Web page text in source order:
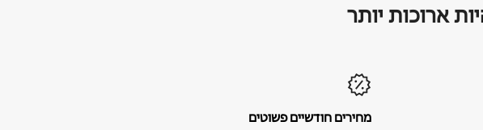
ארוכות יותר
מחירים חודשיים פשוטים